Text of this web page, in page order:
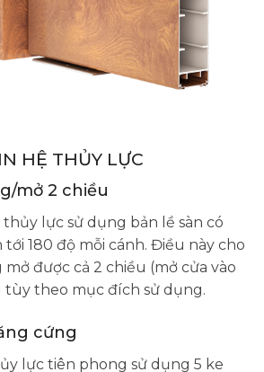
HỆ THỦY LỰC
mở 2 chiều
lực sử dụng bản lề sàn có
tới 180 độ mỗi cánh. Điều này cho
được cả 2 chiều (mở cửa vào
tùy theo mục đích sử dụng.
cứng
lực tiên phong sử dụng 5 ke